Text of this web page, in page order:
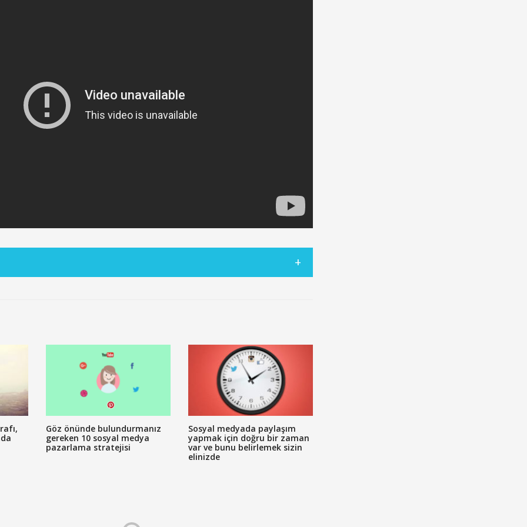
Göz önünde bulundurmanız
gereken 10 sosyal medya
pazarlama stratejisi
Sosyal medyada paylaşım
yapmak için doğru bir zaman
var ve bunu belirlemek sizin
elinizde